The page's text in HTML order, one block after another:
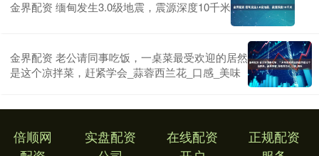
金界配资 缅甸发生3.0级地震，震源深度10千米
金界配资 老公请同事吃饭，一桌菜最受欢迎的居然
是这个凉拌菜，赶紧学会_蒜蓉西兰花_口感_美味
倍顺网
实盘配资
在线配资
正规配资